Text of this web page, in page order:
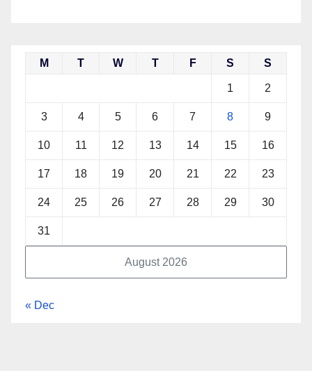
August 2026
M T W T F S S
1 2
3 4 5 6 7 8 9
10 11 12 13 14 15 16
17 18 19 20 21 22 23
24 25 26 27 28 29 30
31
« Dec